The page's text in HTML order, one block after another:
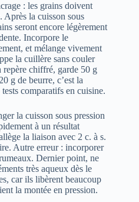
: les grains doivent
Après la cuisson sous
seront encore légèrement
Incorpore le
et mélange vivement
la cuillère sans couler
chiffré, garde 50 g
g de beurre, c’est la
comparatifs en cuisine.
la cuisson sous pression
à un résultat
la liaison avec 2 c. à s.
Autre erreur : incorporer
Dernier point, ne
très aqueux dès le
car ils libèrent beaucoup
la montée en pression.